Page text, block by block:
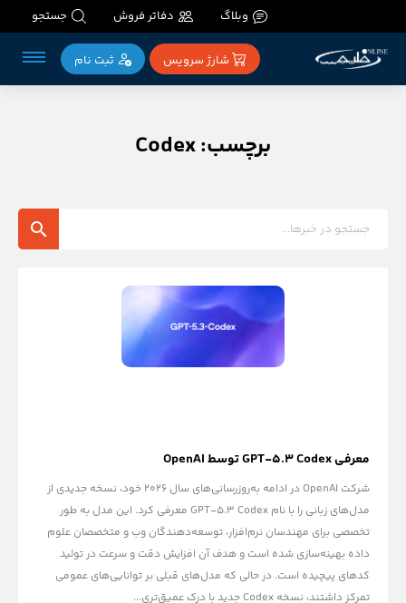
وبلاگ دفاتر فروش جستجو
شارژ سرویس ثبت‌ نام
برچسب: Codex
معرفی GPT-5.3 Codex توسط OpenAI
شرکت OpenAI در ادامه به‌روزرسانی‌های سال ۲۰۲۶ خود، نسخه جدیدی از
مدل‌های زبانی را با نام GPT-5.3 Codex معرفی کرد. این مدل به طور
تخصصی برای مهندسان نرم‌افزار، توسعه‌دهندگان وب و متخصصان علوم
داده بهینه‌سازی شده است و هدف آن افزایش دقت و سرعت در تولید
کدهای پیچیده است. در حالی که مدل‌های قبلی بر توانایی‌های عمومی
تمرکز داشتند، نسخه Codex جدید با درک عمیق‌تری...